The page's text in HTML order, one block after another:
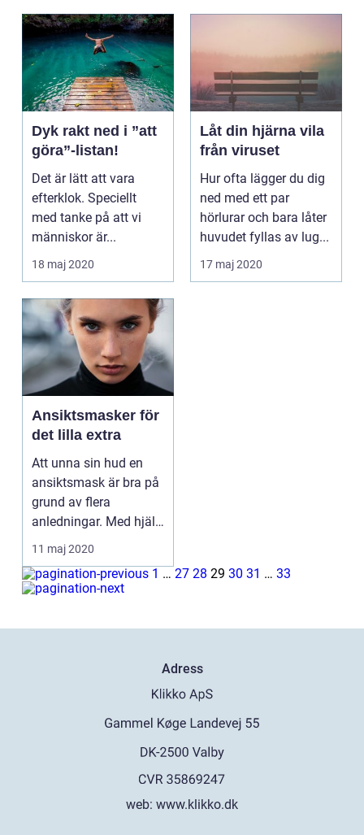
Dyk rakt ned i ”att
göra”-listan!
Det är lätt att vara
efterklok. Speciellt
med tanke på att vi
människor är...
18 maj 2020
Låt din hjärna vila
från viruset
Hur ofta lägger du dig
ned med ett par
hörlurar och bara låter
huvudet fyllas av lug...
17 maj 2020
Ansiktsmasker för
det lilla extra
Att unna sin hud en
ansiktsmask är bra på
grund av flera
anledningar. Med hjälp
av en ansiktsmask bl...
11 maj 2020
1 … 27 28 29 30 31 … 33
Adress
web: www.klikko.dk